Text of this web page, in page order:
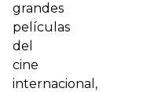
grandes
películas
del
cine
internacional,